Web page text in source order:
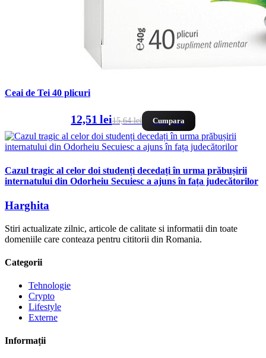
Ceai de Tei 40 plicuri
12,51 lei15,64 lei Cumpara
Cazul tragic al celor doi studenți decedați în urma prăbușirii
internatului din Odorheiu Secuiesc a ajuns în fața judecătorilor
Harghita
Stiri actualizate zilnic, articole de calitate si informatii din toate
domeniile care conteaza pentru cititorii din Romania.
Categorii
Tehnologie
Crypto
Lifestyle
Externe
Informații